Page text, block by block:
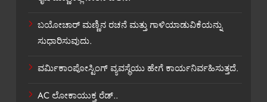
ಬಯೋಚಾರ್ ಮಣ್ಣಿನ ರಚನೆ ಮತ್ತು ಗಾಳಿಯಾಡುವಿಕೆಯನ್ನು
ಸುಧಾರಿಸುವುದು.
ವರ್ಮಿಕಾಂಪೋಸ್ಟಿಂಗ್ ವ್ಯವಸ್ಥೆಯು ಹೇಗೆ ಕಾರ್ಯನಿರ್ವಹಿಸುತ್ತದೆ.
AC ಲೋಕಾಯುಕ್ತ ರೆಡ್..